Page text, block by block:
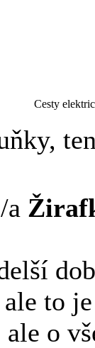
Cesty
a
to
o